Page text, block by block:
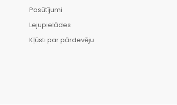
Pasūtījumi
Lejupielādes
Kļūsti par pārdevēju